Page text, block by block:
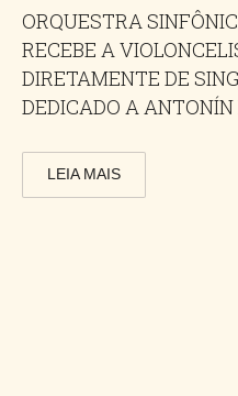
ORQUESTRA
RECEBE A
DIRETAMENTE DE
DEDICADO A
LEIA MAIS